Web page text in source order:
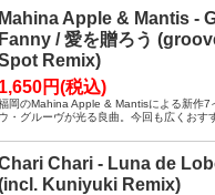
Mahina Apple & Mantis -
Fanny / 愛を贈ろう
Remix)
1,650円(税込)
岡のMahina Apple & Mantisによる新作7
ウ・グルーヴが光る良曲。今回も広くおす
Chari - Luna de
Kuniyuki Remix)